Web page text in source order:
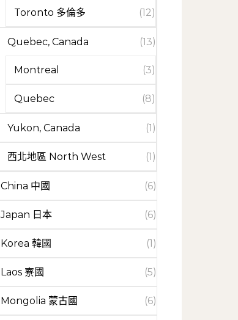
Toronto 多倫多 (12)
Quebec, Canada (13)
Montreal (3)
Quebec (8)
Yukon, Canada (1)
西北地區 North West (1)
China 中國 (6)
Japan 日本 (6)
Korea 韓國 (1)
Laos 寮國 (5)
Mongolia 蒙古國 (6)